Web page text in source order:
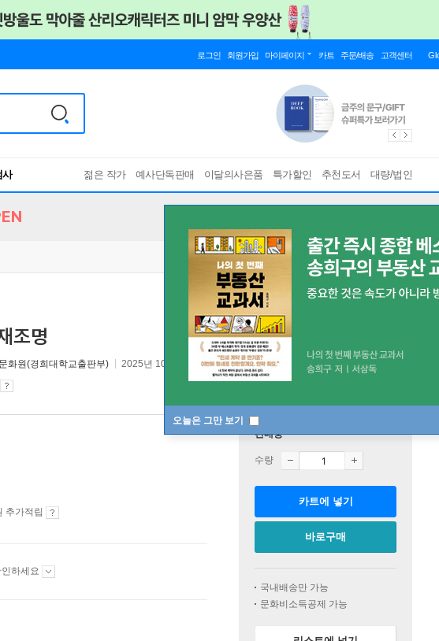
로그인 회원가입 마이페이지 카트 주문/배송 고객센터
사
젊은 작가 예사단독판매 이달의사은품 특가할인 추천도서 대량/법인
오늘은 그만 보기
조명
화원(경희대학교출판부) 2025년 10월 30일
추가적립
하세요
판매중
수량
카트에 넣기
바로구매
국내배송만 가능
문화비소득공제 가능